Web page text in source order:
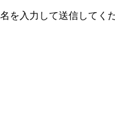
を入力して送信してくだ